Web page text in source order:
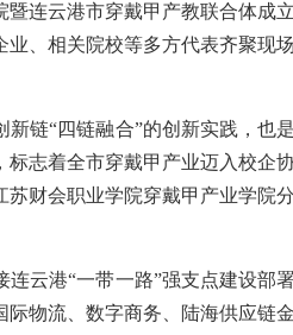
连云港市穿戴甲产教联合体成立
、相关院校等多方代表齐聚现
链“四链融合”的创新实践，也
志着全市穿戴甲产业迈入校企
财会职业学院穿戴甲产业学院
云港“一带一路”强支点建设部
物流、数字商务、陆海供应链